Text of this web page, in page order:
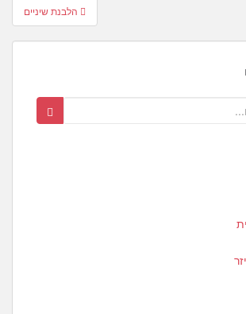
הלבנת שיניים